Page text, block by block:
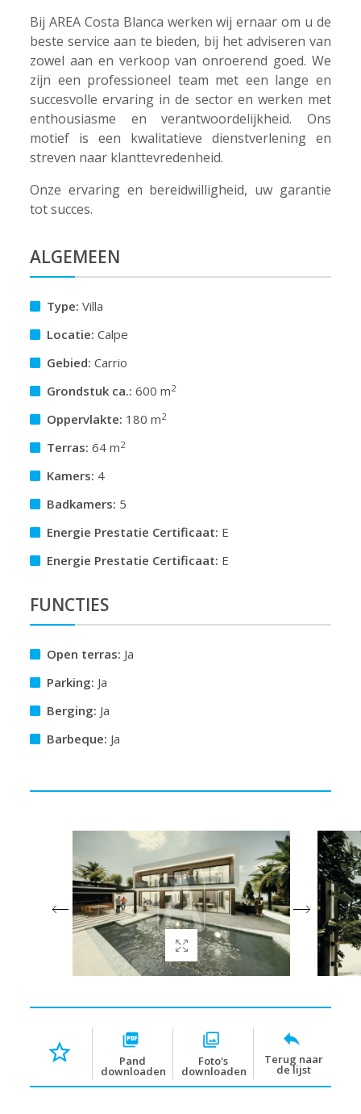
Bij AREA Costa Blanca werken wij ernaar om u de
beste service aan te bieden, bij het adviseren van
zowel aan en verkoop van onroerend goed. We
zijn een professioneel team met een lange en
succesvolle ervaring in de sector en werken met
enthousiasme en verantwoordelijkheid. Ons
motief is een kwalitatieve dienstverlening en
streven naar klanttevredenheid.
Onze ervaring en bereidwilligheid, uw garantie
tot succes.
ALGEMEEN
Type: Villa
Locatie: Calpe
Gebied: Carrio
Grondstuk ca.: 600 m2
Oppervlakte: 180 m2
Terras: 64 m2
Kamers: 4
Badkamers: 5
Energie Prestatie Certificaat: E
Energie Prestatie Certificaat: E
FUNCTIES
Open terras: Ja
Parking: Ja
Berging: Ja
Barbeque: Ja
Pand
downloaden
Foto's
downloaden
Terug naar
de lijst